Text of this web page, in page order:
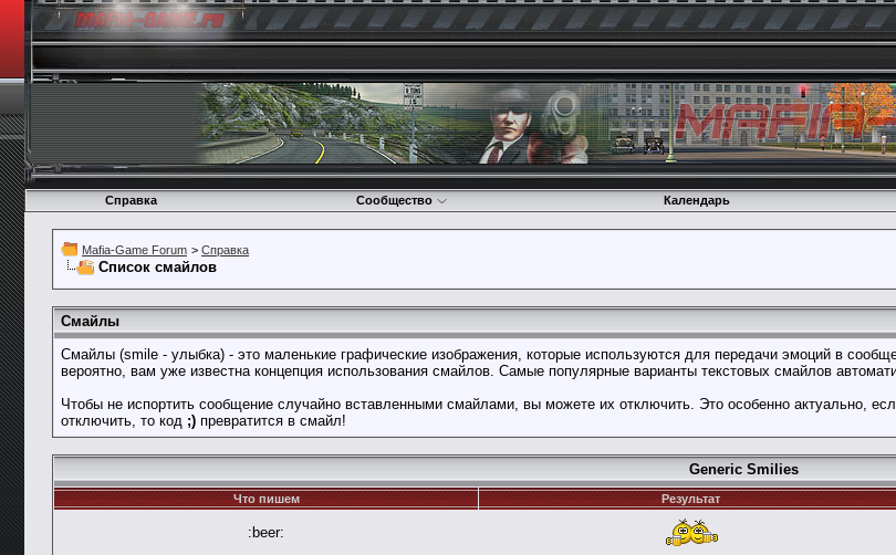
Справка Сообщество Календарь
Mafia-Game Forum > Справка
Список смайлов
Смайлы
Смайлы (smile - улыбка) - это маленькие графические изображения, которые используются для передачи эмоций в
вероятно, вам уже известна концепция использования смайлов. Самые популярные варианты текстовых смайлов
Чтобы не испортить сообщение случайно вставленными смайлами, вы можете их отключить. Это особенно актуально,
отключить, то код ;) превратится в смайл!
Generic Smilies
Что пишем Результат
:beer: